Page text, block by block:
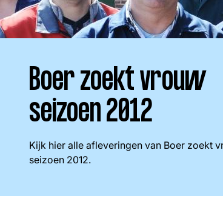
gemist
Online
series
Nieuwsbrief
Boeren Deedry
Martijn Nieuws
Boer zoekt vrouw
seizoen 2012
Kijk hier alle afleveringen van Boer zoekt
seizoen 2012.